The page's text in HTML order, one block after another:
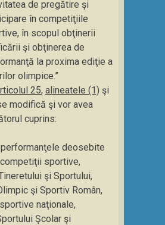
de pregătire şi
în competiţiile
în scopul obţinerii
şi obţinerea de
la proxima ediţie a
olimpice.”
25, alineatele (1) şi
modifică şi vor avea
cuprins:
performanţele deosebite
sportive,
şi Sportului,
şi Sportiv Român,
naţionale,
Şcolar şi